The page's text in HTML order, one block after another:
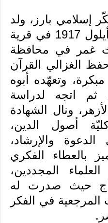
إسلامي بارز، ولد
يوم 22 سبتمبر/أيلول 1917 في قرية
غمر في محافظة
الغزالي القرآن
وتعهّده أبوه
ثم اتجه لدراسة
ونال الشهادة
أصول الدين،
والإرشاد،
بالعطاء الفكري
المجددين،
حيث صدرت له
المرجعية في الفكر